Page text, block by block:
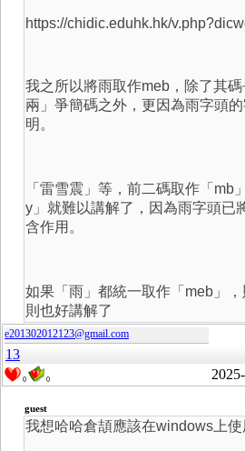
https://chidic.eduhk.hk/
我之所以將雨取作meb，除了其碼
兩」爭簡碼之外，更因為雨字頭
明。
「雷雪震」等，前二碼取作「mb
y」就難以講解了，因為雨字頭已
含作用。
如果「雨」都統一取作「meb」
則也好講解了
e201302012123@gmail.com
13
0 0
guest
我想哈哈倉頡應該在windows上使